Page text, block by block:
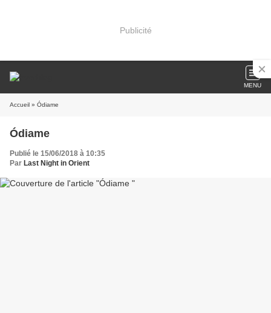
Publicité
MENU
Accueil » Ódiame
Ódiame
Publié le 15/06/2018 à 10:35
Par Last Night in Orient